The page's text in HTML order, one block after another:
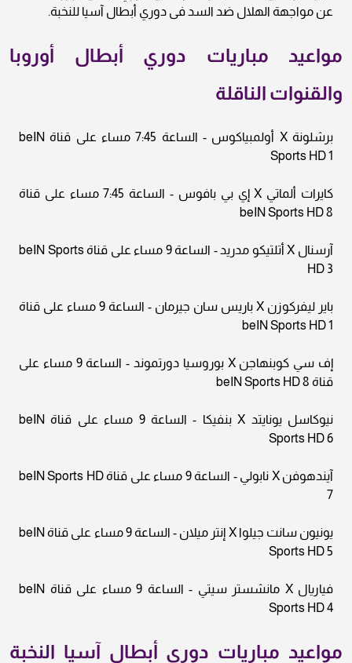
عن مواجهة الهلال ضد السد فى دوري أبطال آسيا للنخبة.
مواعيد مباريات دوري أبطال أوروبا
والقنوات الناقلة
برشلونة X أولمبياكوس - الساعة 7:45 مساء على قناة beIN
Sports HD 1
كايرات ألماتي X إي بي بافوس - الساعة 7:45 مساء على قناة
beIN Sports HD 8
آرسنال X أتلتيكو مدريد - الساعة 9 مساء على قناة beIN Sports
HD 3
باير ليفركوزن X باريس سان جيرمان - الساعة 9 مساء على قناة
beIN Sports HD 1
إف سي كوبنهاجن X بوروسيا دورتموند - الساعة 9 مساء على
قناة beIN Sports HD 8
نيوكاسل يونايتد X بنفيكا - الساعة 9 مساء على قناة beIN
Sports HD 6
آيندهوفن X نابولي - الساعة 9 مساء على قناة beIN Sports HD
7
يونيون سانت جيلوا X إنتر ميلان - الساعة 9 مساء على قناة beIN
Sports HD 5
فياريال X مانشستر سيتي - الساعة 9 مساء على قناة beIN
Sports HD 4
مواعيد مباريات دوري أبطال آسيا النخبة